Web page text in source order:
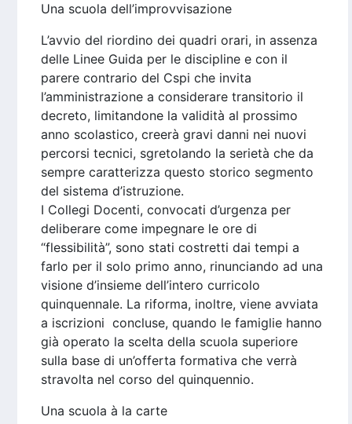
Una scuola dell’improvvisazione
L’avvio del riordino dei quadri orari, in assenza
delle Linee Guida per le discipline e con il
parere contrario del Cspi che invita
l’amministrazione a considerare transitorio il
decreto, limitandone la validità al prossimo
anno scolastico, creerà gravi danni nei nuovi
percorsi tecnici, sgretolando la serietà che da
sempre caratterizza questo storico segmento
del sistema d’istruzione.
I Collegi Docenti, convocati d’urgenza per
deliberare come impegnare le ore di
“flessibilità”, sono stati costretti dai tempi a
farlo per il solo primo anno, rinunciando ad una
visione d’insieme dell’intero curricolo
quinquennale. La riforma, inoltre, viene avviata
a iscrizioni concluse, quando le famiglie hanno
già operato la scelta della scuola superiore
sulla base di un’offerta formativa che verrà
stravolta nel corso del quinquennio.
Una scuola à la carte